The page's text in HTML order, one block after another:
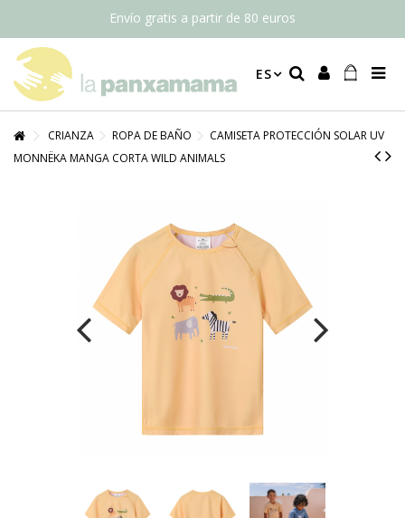
Envío gratis a partir de 80 euros
ES
CRIANZA ROPA DE BAÑO
CAMISETA PROTECCIÓN SOLAR UV
MONNËKA MANGA CORTA WILD ANIMALS